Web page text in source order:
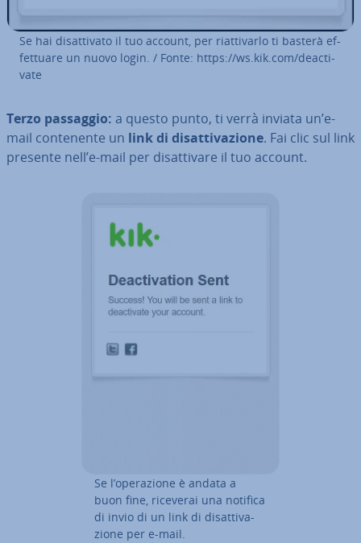
Se hai di­sat­ti­va­to il tuo account, per riat­ti­var­lo ti basterà ef­
fet­tua­re un nuovo login. / Fonte: https://ws.kik.com/deac­ti­
va­te
Terzo passaggio: a questo punto, ti verrà inviata un’e-
mail con­te­nen­te un link di di­sat­ti­va­zio­ne. Fai clic sul link
presente nell’e-mail per di­sat­ti­va­re il tuo account.
Se l’ope­ra­zio­ne è andata a
buon fine, riceverai una notifica
di invio di un link di di­sat­ti­va­
zio­ne per e-mail.